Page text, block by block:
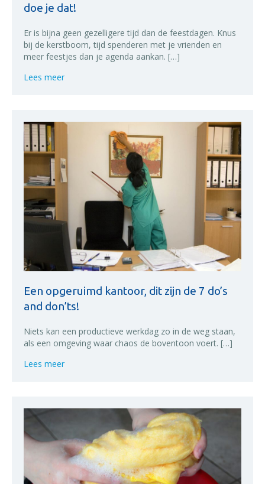
doe je dat!
Er is bijna geen gezelligere tijd dan de feestdagen. Knus
bij de kerstboom, tijd spenderen met je vrienden en
meer feestjes dan je agenda aankan. […]
Lees meerabout Het nieuwe jaar opgeruimd beginnen? Zo
Een opgeruimd kantoor, dit zijn de 7 do’s
and don’ts!
Niets kan een productieve werkdag zo in de weg staan,
als een omgeving waar chaos de boventoon voert. […]
Lees meerabout Een opgeruimd kantoor, dit zijn de 7 do’s and